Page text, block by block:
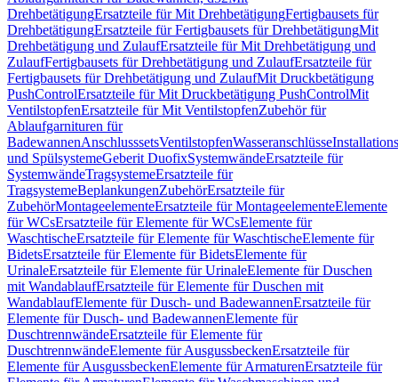
DrehbetätigungErsatzteile für Mit DrehbetätigungFertigbausets für
DrehbetätigungErsatzteile für Fertigbausets für DrehbetätigungMit
Drehbetätigung und ZulaufErsatzteile für Mit Drehbetätigung und
ZulaufFertigbausets für Drehbetätigung und ZulaufErsatzteile für
Fertigbausets für Drehbetätigung und ZulaufMit Druckbetätigung
PushControlErsatzteile für Mit Druckbetätigung PushControlMit
VentilstopfenErsatzteile für Mit VentilstopfenZubehör für
Ablaufgarnituren für
BadewannenAnschlusssetsVentilstopfenWasseranschlüsse
und SpülsystemeGeberit DuofixSystemwändeErsatzteile für
SystemwändeTragsystemeErsatzteile für
TragsystemeBeplankungenZubehörErsatzteile für
ZubehörMontageelementeErsatzteile für MontageelementeElemente
für WCsErsatzteile für Elemente für WCsElemente für
WaschtischeErsatzteile für Elemente für WaschtischeElemente für
BidetsErsatzteile für Elemente für BidetsElemente für
UrinaleErsatzteile für Elemente für UrinaleElemente für Duschen
mit WandablaufErsatzteile für Elemente für Duschen mit
WandablaufElemente für Dusch- und BadewannenErsatzteile für
Elemente für Dusch- und BadewannenElemente für
DuschtrennwändeErsatzteile für Elemente für
DuschtrennwändeElemente für AusgussbeckenErsatzteile für
Elemente für AusgussbeckenElemente für ArmaturenErsatzteile für